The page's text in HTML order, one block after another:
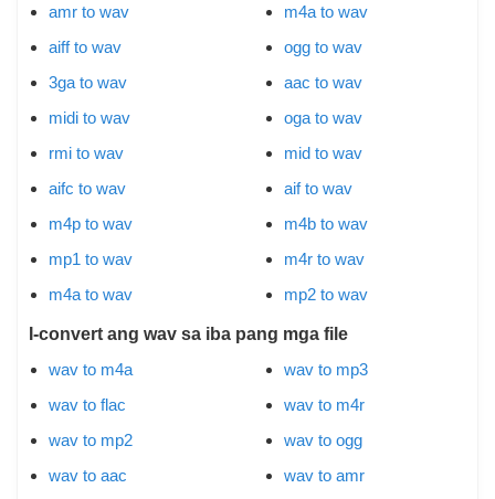
amr to wav
aiff to wav
3ga to wav
midi to wav
rmi to wav
aifc to wav
m4p to wav
mp1 to wav
m4a to wav
m4a to wav
ogg to wav
aac to wav
oga to wav
mid to wav
aif to wav
m4b to wav
m4r to wav
mp2 to wav
I-convert ang wav sa iba pang mga file
wav to m4a
wav to flac
wav to mp2
wav to aac
wav to mp3
wav to m4r
wav to ogg
wav to amr